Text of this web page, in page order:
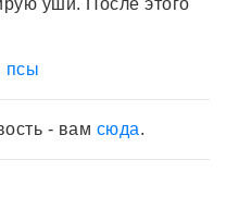
псы
- вам сюда.